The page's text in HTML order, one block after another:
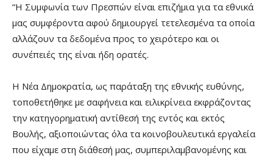
“Η Συμφωνία των Πρεσπών είναι επιζήμια για τα εθνικά
μας συμφέροντα αφού δημιουργεί τετελεσμένα τα οποία
αλλάζουν τα δεδομένα προς το χειρότερο και οι
συνέπειές της είναι ήδη ορατές.
Η Νέα Δημοκρατία, ως παράταξη της εθνικής ευθύνης,
τοποθετήθηκε με σαφήνεια και ειλικρίνεια εκφράζοντας
την κατηγορηματική αντίθεσή της εντός και εκτός
Βουλής, αξιοποιώντας όλα τα κοινοβουλευτικά εργαλεία
που είχαμε στη διάθεσή μας, συμπεριλαμβανομένης και